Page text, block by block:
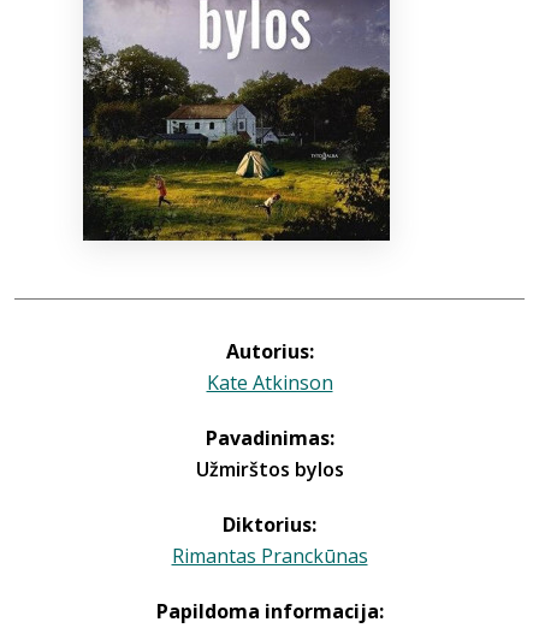
+370 667 80 541
info@elvislab.lt
Autorius:
Kate Atkinson
Pavadinimas:
Užmirštos bylos
Diktorius:
Rimantas Pranckūnas
Papildoma informacija: